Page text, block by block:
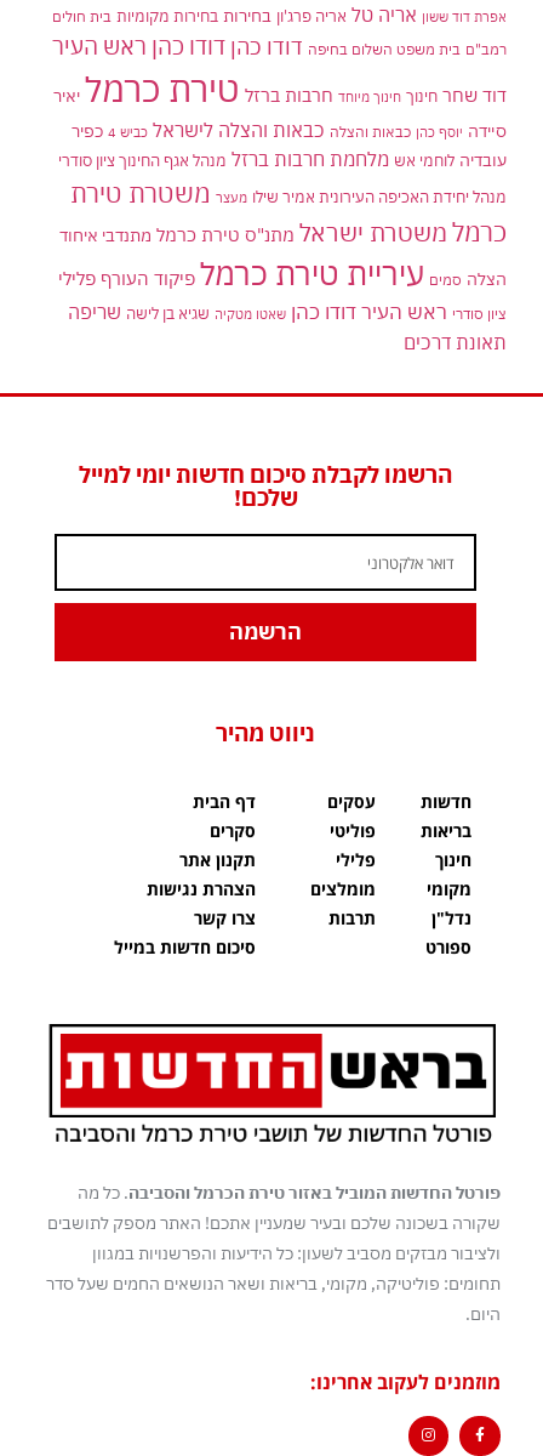
אפרת דוד ששון אריה טל אריה פרג'ון בחירות בחירות מקומיות בית חולים
רמב"ם בית משפט השלום בחיפה דודו כהן דודו כהן ראש העיר
דוד שחר חינוך חינוך מיוחד חרבות ברזל טירת כרמל יאיר
סיידה יוסף כהן כבאות והצלה כבאות והצלה לישראל כביש 4
כפיר
עובדיה לוחמי אש מלחמת חרבות ברזל מנהל אגף החינוך ציון סודרי
מנהל יחידת האכיפה העירונית אמיר שילו מעצר משטרת טירת
כרמלמשטרת ישראל מתנ"ס טירת כרמל מתנדבי איחוד
הצלה סמים עיריית טירת כרמל פיקוד העורף פלילי
ציון סודרי ראש העיר דודו כהן שאטו מטקיה שגיא בן לישה שריפה
תאונת דרכים
הרשמו לקבלת סיכום חדשות יומי למייל
שלכם!
הרשמה
ניווט מהיר
חדשות
בריאות
חינוך
מקומי
נדל"ן
ספורט
עסקים
פוליטי
פלילי
מומלצים
תרבות
דף הבית
סקרים
תקנון אתר
הצהרת נגישות
צרו קשר
סיכום חדשות במייל
פורטל החדשות המוביל באזור טירת הכרמל והסביבה. כל מה
שקורה בשכונה שלכם ובעיר שמעניין אתכם! האתר מספק לתושבים
ולציבור מבזקים מסביב לשעון: כל הידיעות והפרשנויות במגוון
תחומים: פוליטיקה, מקומי, בריאות ושאר הנושאים החמים שעל סדר
היום.
מוזמנים לעקוב אחרינו: